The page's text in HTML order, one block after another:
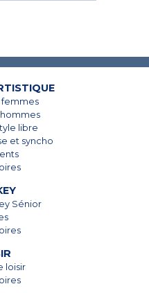
Qc
5442
femmes
libre
et syncho
Sénior
loisir
Qc
5442